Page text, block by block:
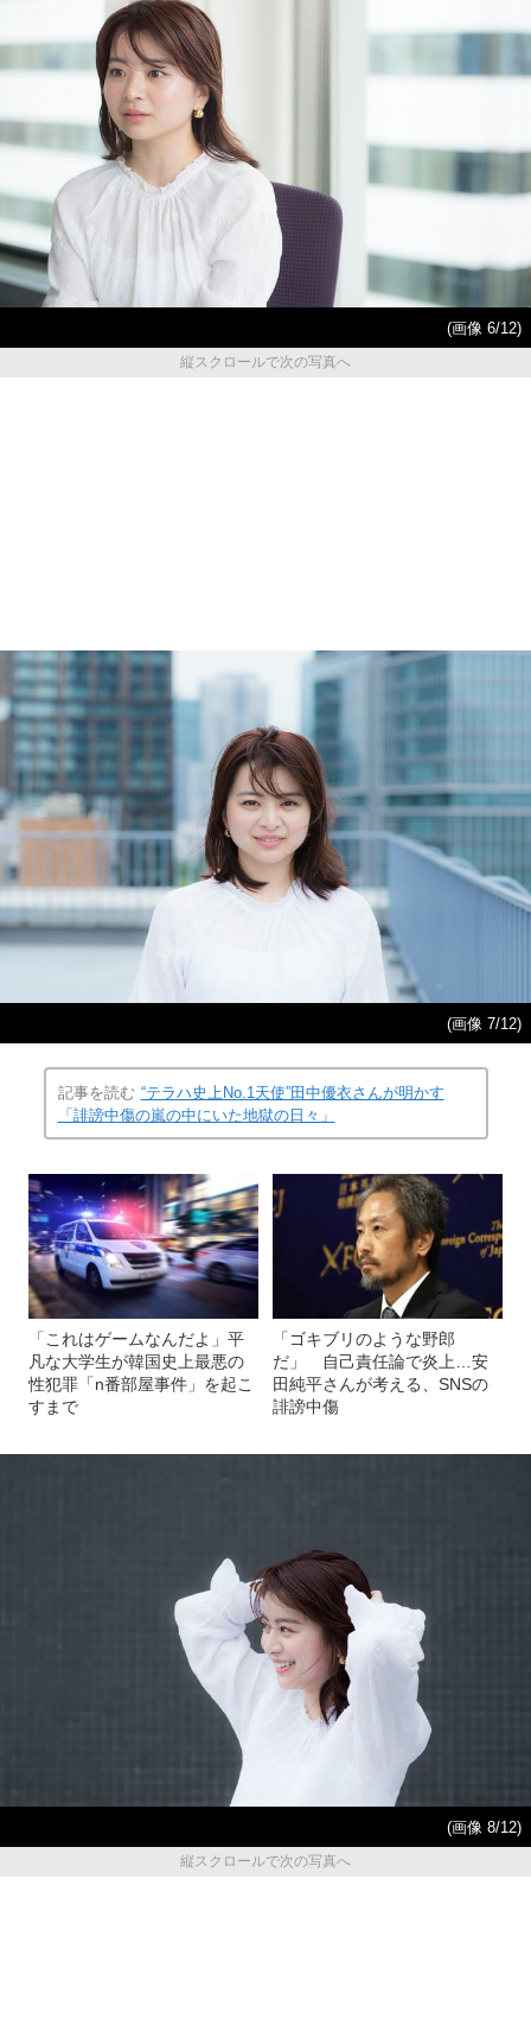
(画像 6/12)
縦スクロールで次の写真へ
(画像 7/12)
記事を読む “テラハ史上No.1天使”田中優衣さんが明かす
「誹謗中傷の嵐の中にいた地獄の日々」
「これはゲームなんだよ」平
凡な大学生が韓国史上最悪の
性犯罪「n番部屋事件」を起こ
すまで
「ゴキブリのような野郎
だ」 自己責任論で炎上…安
田純平さんが考える、SNSの
誹謗中傷
(画像 8/12)
縦スクロールで次の写真へ